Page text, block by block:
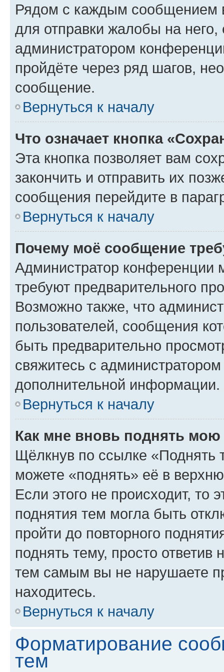
Рядом с каждым сообщением
для отправки жалобы на
администратором
пройдёте через ряд шагов,
сообщение.
Вернуться к началу
Что означает кнопка
Эта кнопка позволяет вам
закончить и отправить их
сообщения перейдите в
Вернуться к началу
Почему моё сообщение
Администратор конференции
требуют предварительного
Возможно также, что
пользователей, сообщения
быть предварительно
свяжитесь с
дополнительной информации.
Вернуться к началу
Как мне вновь поднять мою
Щёлкнув по ссылке «Поднять
можете «поднять» её в
Если этого не происходит, то
поднятия тем могла быть
пройти до повторного
поднять тему, просто ответив
тем самым вы не нарушаете
находитесь.
Вернуться к началу
Форматирование
тем